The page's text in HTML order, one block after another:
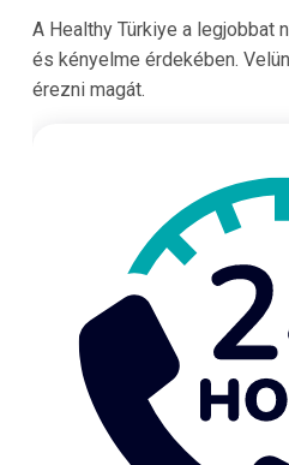
A Healthy Türkiye a legjobbat
és kényelme érdekében.
érezni magát.